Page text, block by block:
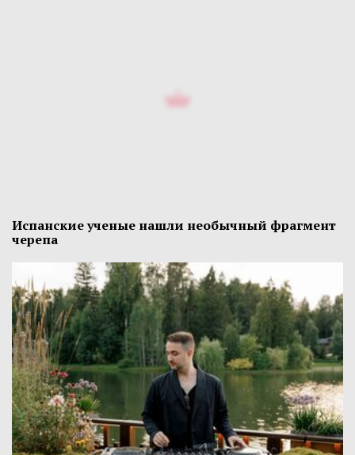
Испанские ученые нашли необычный фрагмент
черепа